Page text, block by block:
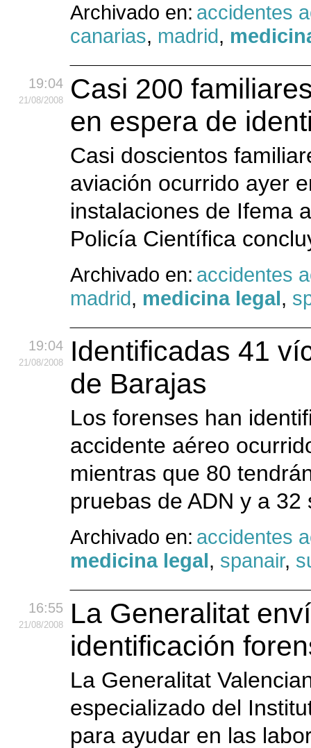
Archivado en: accidentes
canarias, madrid,
19:04
21/08/2008
Casi 200
en espera de
Casi doscientos
aviación ocurrido ayer
instalaciones de Ifema
Policía Científica
Archivado en: accidentes
madrid, medicina legal,
19:04
21/08/2008
Identificadas 41
de Barajas
Los forenses han
accidente aéreo
mientras que 80
pruebas de ADN y a
Archivado en: accidentes
medicina legal, spanair,
16:55
21/08/2008
La Generalitat
identificación
La Generalitat
especializado del
para ayudar en las